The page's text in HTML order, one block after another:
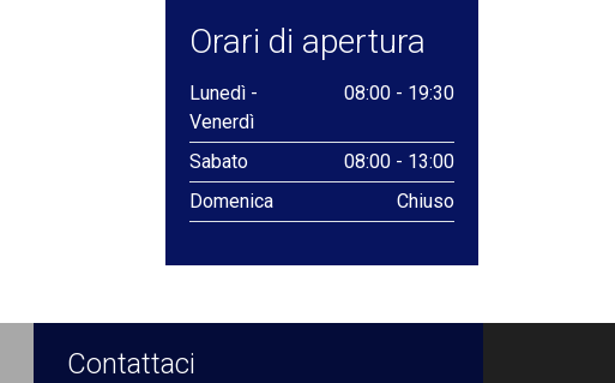
Orari di apertura
Lunedì -
Venerdì
08:00 - 19:30
Sabato
08:00 - 13:00
Domenica
Chiuso
Contattaci